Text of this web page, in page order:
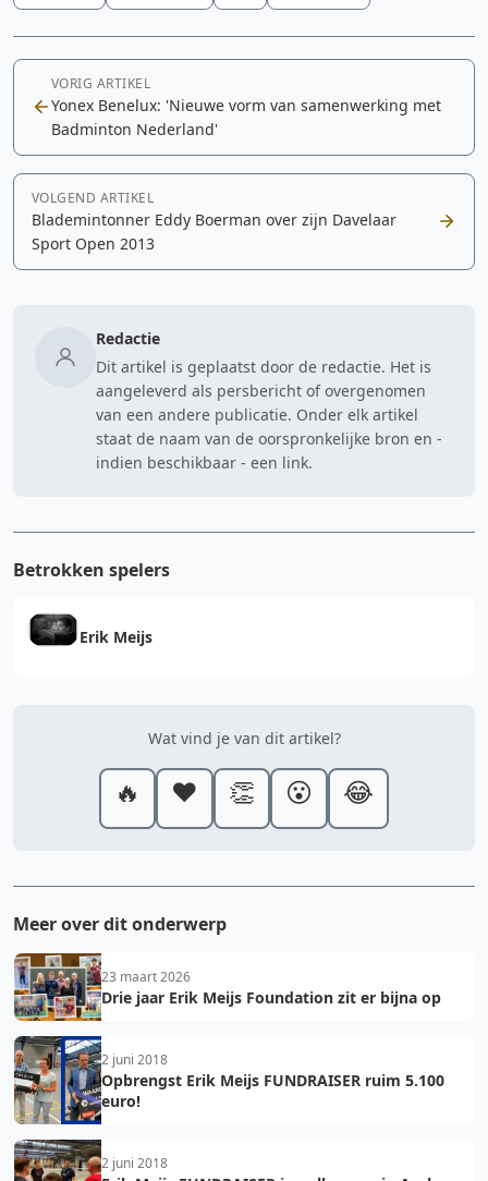
VORIG ARTIKEL
Yonex Benelux: 'Nieuwe vorm van samenwerking met
Badminton Nederland'
VOLGEND ARTIKEL
Blademintonner Eddy Boerman over zijn Davelaar
Sport Open 2013
Redactie
Dit artikel is geplaatst door de redactie. Het is
aangeleverd als persbericht of overgenomen
van een andere publicatie. Onder elk artikel
staat de naam van de oorspronkelijke bron en -
indien beschikbaar - een link.
Betrokken spelers
Erik Meijs
Wat vind je van dit artikel?
🔥 ❤️ 👏 😮 😂
Meer over dit onderwerp
23 maart 2026
Drie jaar Erik Meijs Foundation zit er bijna op
2 juni 2018
Opbrengst Erik Meijs FUNDRAISER ruim 5.100
euro!
2 juni 2018